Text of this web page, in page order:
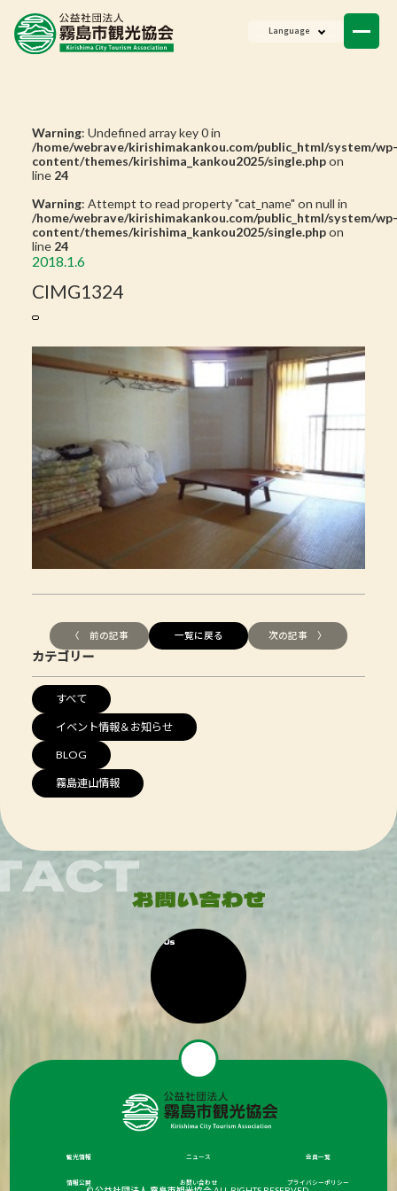
Language
Warning: Undefined array key 0 in
/home/webrave/kirishimakankou.com/public_html/system/wp-
content/themes/kirishima_kankou2025/single.phpon
line 24
Warning: Attempt to read property "cat_name" on null in
/home/webrave/kirishimakankou.com/public_html/system/wp-
content/themes/kirishima_kankou2025/single.phpon
line 24
2018.1.6
CIMG1324
〈 前の記事 一覧に戻る 次の記事 〉
カテゴリー
すべて
イベント情報＆お知らせ
BLOG
霧島連山情報
観光情報 ニュース 会員一覧
情報公開 お問い合わせ プライバシーポリシー